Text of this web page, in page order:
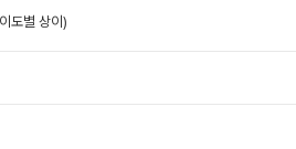
도별 상이)